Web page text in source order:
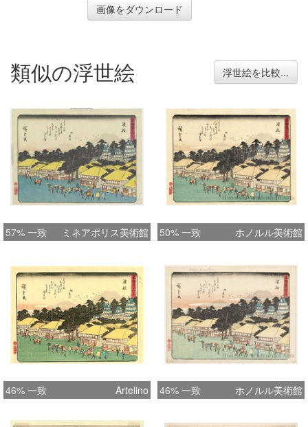
画像をダウンロード
類似の浮世絵 浮世絵を比較...
57% 一致 ミネアポリス美術館 50% 一致 ホノルル美術館
46% 一致 Artelino 46% 一致 ホノルル美術館